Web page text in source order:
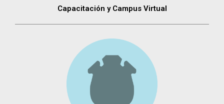
Capacitación y Campus Virtual